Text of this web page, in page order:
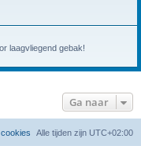
laagvliegend gebak!
Ga naar
Alle tijden zijn UTC+02:00